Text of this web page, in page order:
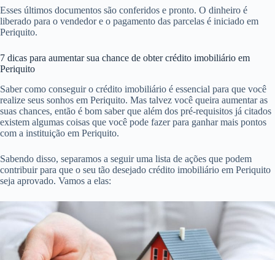
Esses últimos documentos são conferidos e pronto. O dinheiro é
liberado para o vendedor e o pagamento das parcelas é iniciado em
Periquito.
7 dicas para aumentar sua chance de obter crédito imobiliário em
Periquito
Saber como conseguir o crédito imobiliário é essencial para que você
realize seus sonhos em Periquito. Mas talvez você queira aumentar as
suas chances, então é bom saber que além dos pré-requisitos já citados
existem algumas coisas que você pode fazer para ganhar mais pontos
com a instituição em Periquito.
Sabendo disso, separamos a seguir uma lista de ações que podem
contribuir para que o seu tão desejado crédito imobiliário em Periquito
seja aprovado. Vamos a elas: